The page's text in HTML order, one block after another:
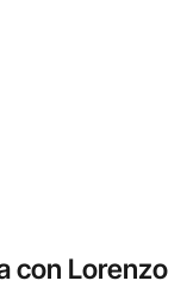
con Lorenzo